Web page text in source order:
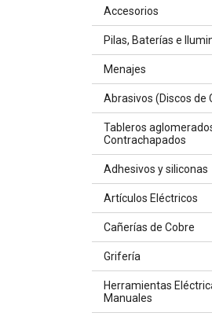
Accesorios
Pilas, Baterías e
Menajes
Abrasivos (Discos de
Tableros
Contrachapados
Adhesivos y siliconas
Artículos Eléctricos
Cañerías de Cobre
Grifería
Herramientas
Manuales